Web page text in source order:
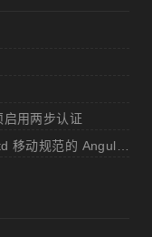
用两步认证